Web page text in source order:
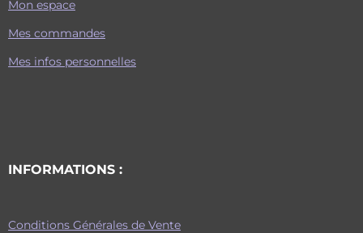
Mon espace
Mes commandes
Mes infos personnelles
INFORMATIONS :
Conditions Générales de Vente